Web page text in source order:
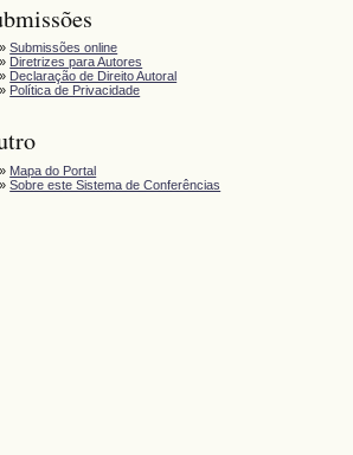
»Submissões online
» Diretrizes para Autores
» Declaração de Direito Autoral
» Política de Privacidade
» Mapa do Portal
»Sobre este Sistema de Conferências